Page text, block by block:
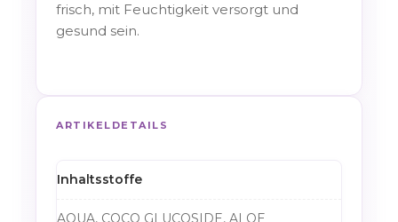
frisch, mit Feuchtigkeit versorgt und
gesund sein.
ARTIKELDETAILS
Inhaltsstoffe
AQUA, COCO GLUCOSIDE, ALOE